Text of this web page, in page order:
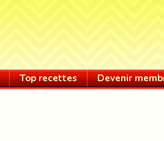
Top recettes Devenir